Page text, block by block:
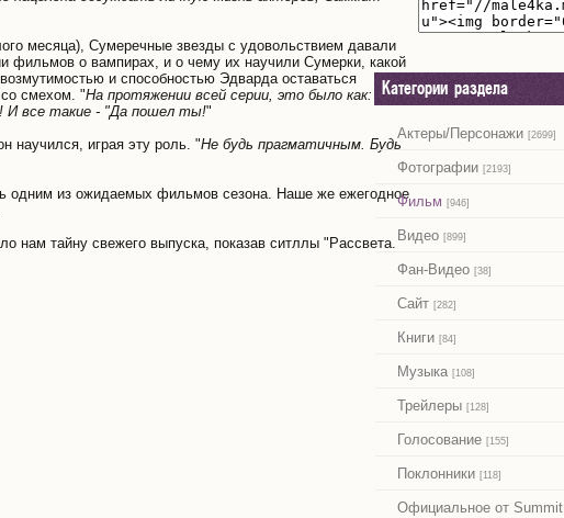
месяца), Сумеречные звезды с удовольствием давали
фильмов о вампирах, и о чему их научили Сумерки, какой
и способностью Эдварда оставаться
смехом. "На протяжении всей серии, это было как: "Эй,
все такие - "Да пошел ты!"
научился, играя эту роль. "Не будь прагматичным. Будь
одним из ожидаемых фильмов сезона. Наше же ежегодное
нам тайну свежего выпуска, показав ситллы "Рассвета.
Категории раздела
Актеры/Персонажи [2699]
Фотографии [2193]
Фильм [946]
Видео [899]
Фан-Видео [38]
Сайт [282]
Книги [84]
Музыка [108]
Трейлеры [128]
Голосование [155]
Поклонники [118]
Официальное от Summit